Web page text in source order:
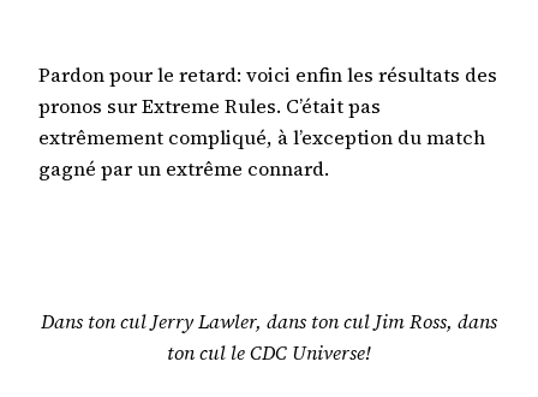
Pardon pour le retard: voici enfin les résultats des
pronos sur Extreme Rules. C’était pas
extrêmement compliqué, à l’exception du match
gagné par un extrême connard.
Dans ton cul Jerry Lawler, dans ton cul Jim Ross, dans
ton cul le CDC Universe!